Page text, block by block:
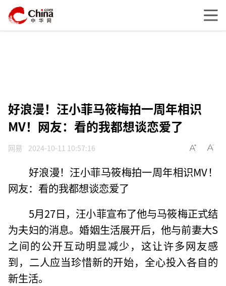
好浪漫！汪小菲马筱梅拍一周年相识
MV！网友：看的我都想谈恋爱了
网易 2024-10-11 10:57:16
好浪漫！汪小菲马筱梅拍一周年相识MV！
网友：看的我都想谈恋爱了
5月27日，汪小菲宣布了他与马筱梅正式结
为夫妇的消息。婚姻生活展开后，他与前妻大S
之间的公开互动明显减少，这让许多网友感
到，二人应当珍惜新的开始，全心投入各自的
新生活。